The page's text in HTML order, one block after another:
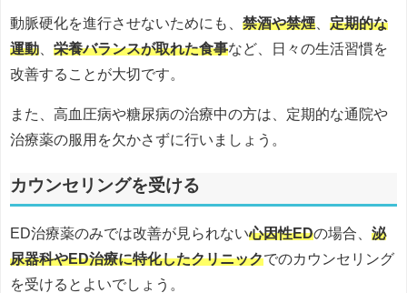
動脈硬化を進行させないためにも、 禁酒や禁煙
定期的な
運動
栄養バランスが取れた食事など、日々の生活習慣を
改善することが大切です。
また、高血圧病や糖尿病の治療中の方は、定期的な通院や
治療薬の服用を欠かさずに行いましょう。
カウンセリングを受ける
ED治療薬のみでは改善が見られない心因性EDの場合、 泌
尿器科やED治療に特化したクリニックでのカウンセリング
を受けるとよいでしょう。